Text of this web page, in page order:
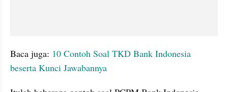
Baca juga: 10 Contoh Soal TKD Bank Indonesia
beserta Kunci Jawabannya